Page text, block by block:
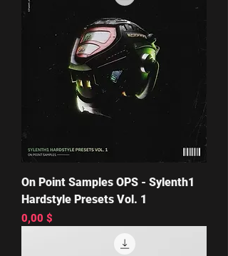
On Point Samples OPS - Sylenth1
Hardstyle Presets Vol. 1
Цена
0,00 $